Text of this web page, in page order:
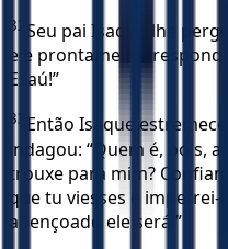
32 Seu pai Isaque lhe
ele prontamente
Esaú!”
33 Então Isaque
indagou: “Quem é, pois,
trouxe para mim?
que tu viesses e impetrei-
abençoado ele será!”